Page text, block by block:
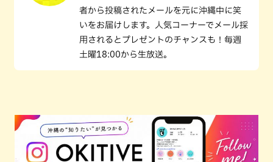
者から投稿されたメールを元に沖縄中に笑
いをお届けします。人気コーナーでメール採
用されるとプレゼントのチャンスも！毎週
土曜18:00から生放送。